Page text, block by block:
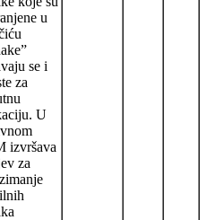
u
se i
za
U
izvršava
za